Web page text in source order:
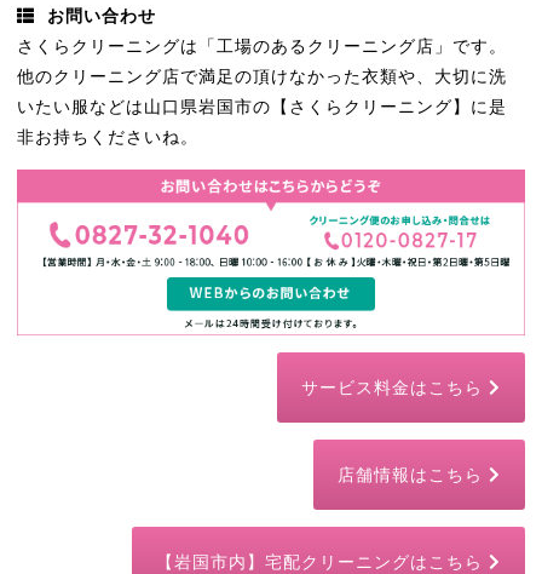
お問い合わせ
さくらクリーニングは「工場のあるクリーニング店」です。
他のクリーニング店で満足の頂けなかった衣類や、大切に洗
いたい服などは山口県岩国市の【さくらクリーニング】に是
非お持ちくださいね。
サービス料金はこちら
店舗情報はこちら
【岩国市内】宅配クリーニングはこちら